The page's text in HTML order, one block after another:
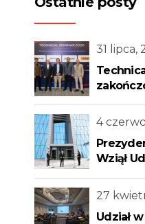
31 lipca,
4
Wziął
27
Udział